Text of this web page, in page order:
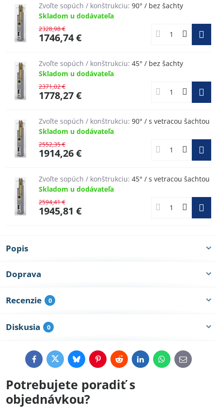
Zvoľte sopúch / konštrukciu: 90° / bez šachty
Skladom u dodávateľa
2328,98 €
1746,74 €
Zvoľte sopúch / konštrukciu: 45° / bez šachty
Skladom u dodávateľa
2371,02 €
1778,27 €
Zvoľte sopúch / konštrukciu: 90° / s vetracou šachtou
Skladom u dodávateľa
2552,35 €
1914,26 €
Zvoľte sopúch / konštrukciu: 45° / s vetracou šachtou
Skladom u dodávateľa
2594,41 €
1945,81 €
Popis
Doprava
Recenzie 0
Diskusia 0
FacebookTwitterBlueskyPinterestRedditLinkedInWhatsApp
E-
mail
Potrebujete poradiť s
objednávkou?